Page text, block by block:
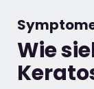
Wie